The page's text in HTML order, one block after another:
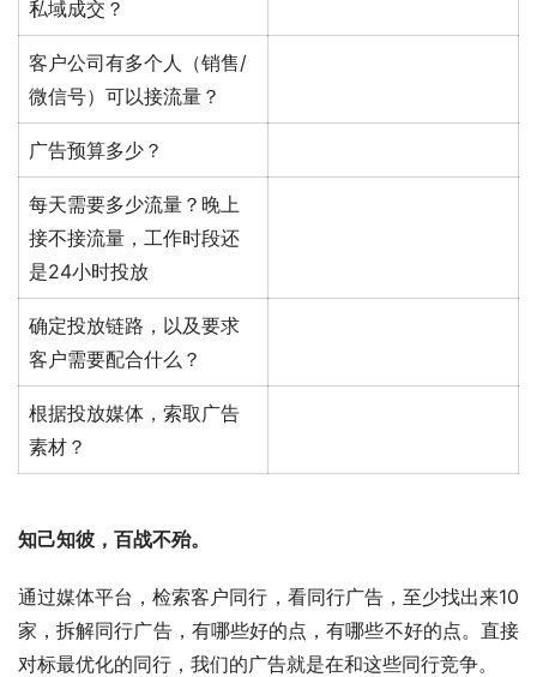
私域成交？
客户公司有多个人（销售/
微信号）可以接流量？
广告预算多少？
每天需要多少流量？晚上
接不接流量，工作时段还
是24小时投放
确定投放链路，以及要求
客户需要配合什么？
根据投放媒体，索取广告
素材？
知己知彼，百战不殆。
通过媒体平台，检索客户同行，看同行广告，至少找出来10
家，拆解同行广告，有哪些好的点，有哪些不好的点。直接
对标最优化的同行，我们的广告就是在和这些同行竞争。